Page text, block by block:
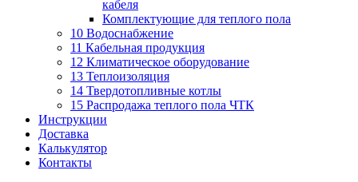
кабеля
Комплектующие для теплого пола
10 Водоснабжение
11 Кабельная продукция
12 Климатическое оборудование
13 Теплоизоляция
14 Твердотопливные котлы
15 Распродажа теплого пола ЧТК
Инструкции
Доставка
Калькулятор
Контакты